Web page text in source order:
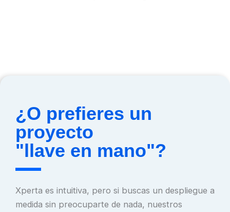
¿O prefieres un
proyecto
"llave en mano"?
Xperta es intuitiva, pero si buscas un despliegue a
medida sin preocuparte de nada, nuestros